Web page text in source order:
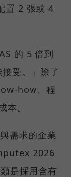
置 2 張或 4
的 5 倍到
受。」除了
how、程
本。
需求的企業
2026
是採用含有